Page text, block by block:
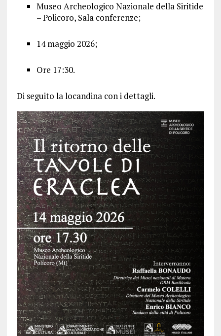
Museo Archeologico Nazionale della Siritide
– Policoro, Sala conferenze;
14 maggio 2026;
Ore 17:30.
Di seguito la locandina con i dettagli.